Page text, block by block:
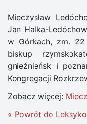
Mieczysław
Jan Halka-
w Górkach, zm.
biskup
gnieźnieński i
Kongregacji
Zobacz więcej:
« Powrót do